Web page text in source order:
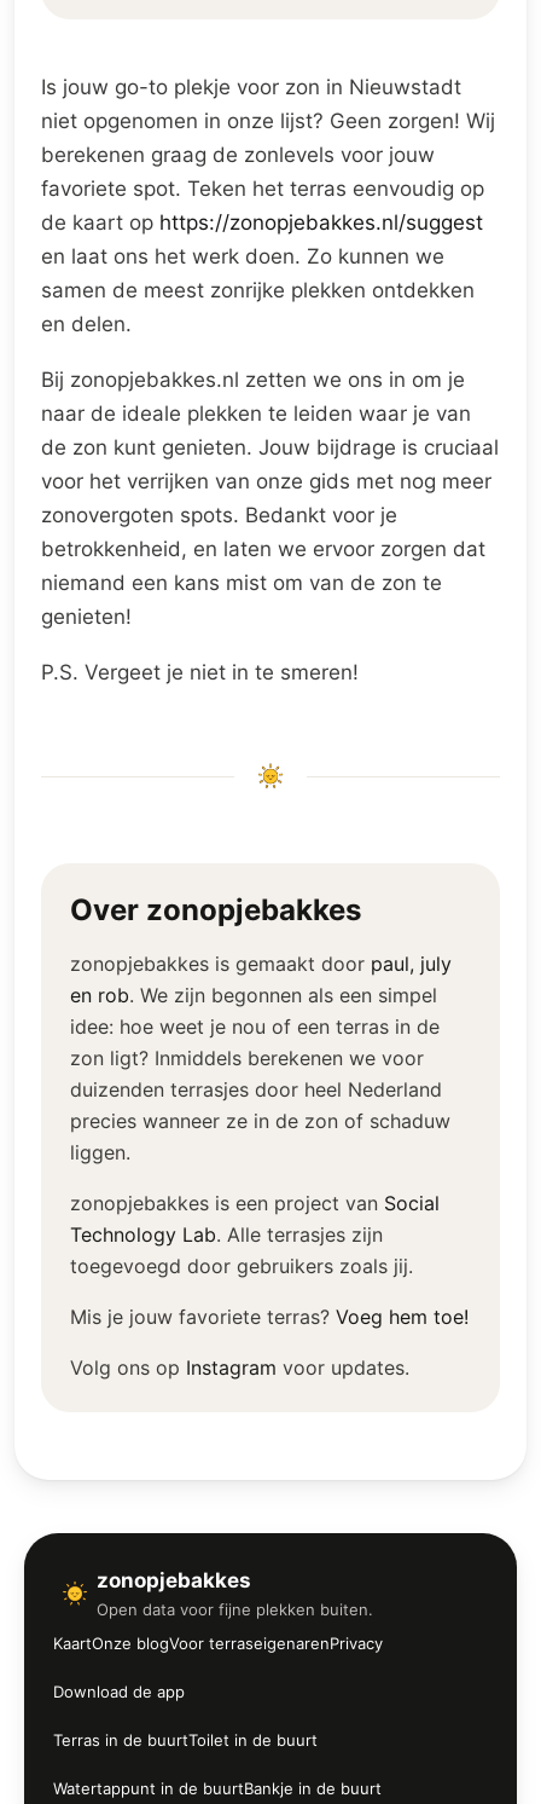
Is jouw go-to plekje voor zon in Nieuwstadt
niet opgenomen in onze lijst? Geen zorgen! Wij
berekenen graag de zonlevels voor jouw
favoriete spot. Teken het terras eenvoudig op
de kaart op https://zonopjebakkes.nl/suggest
en laat ons het werk doen. Zo kunnen we
samen de meest zonrijke plekken ontdekken
en delen.
Bij zonopjebakkes.nl zetten we ons in om je
naar de ideale plekken te leiden waar je van
de zon kunt genieten. Jouw bijdrage is cruciaal
voor het verrijken van onze gids met nog meer
zonovergoten spots. Bedankt voor je
betrokkenheid, en laten we ervoor zorgen dat
niemand een kans mist om van de zon te
genieten!
P.S. Vergeet je niet in te smeren!
Over zonopjebakkes
zonopjebakkes is gemaakt door paul, july
en rob. We zijn begonnen als een simpel
idee: hoe weet je nou of een terras in de
zon ligt? Inmiddels berekenen we voor
duizenden terrasjes door heel Nederland
precies wanneer ze in de zon of schaduw
liggen.
zonopjebakkes is een project van Social
Technology Lab. Alle terrasjes zijn
toegevoegd door gebruikers zoals jij.
Mis je jouw favoriete terras? Voeg hem toe!
Volg ons op Instagram voor updates.
zonopjebakkes
Open data voor fijne plekken buiten.
KaartOnze blogVoor terraseigenarenPrivacy
Download de app
Terras in de buurtToilet in de buurt
Watertappunt in de buurtBankje in de buurt